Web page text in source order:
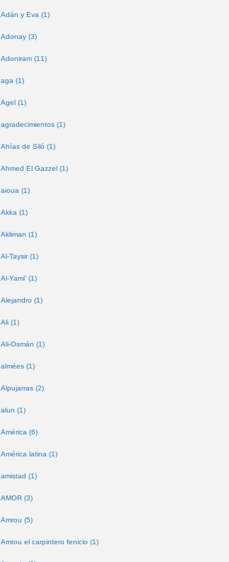
Adán y Eva (1)
Adonay (3)
Adoniram (11)
aga (1)
Agel (1)
agradecimientos (1)
Ahías de Siló (1)
Ahmed El Gazzel (1)
aioua (1)
Akka (1)
Akliman (1)
Al-Taysir (1)
Al-Yami' (1)
Alejandro (1)
Ali (1)
Ali-Osmán (1)
almées (1)
Alpujarras (2)
alun (1)
América (6)
América latina (1)
amistad (1)
AMOR (3)
Amrou (5)
Amrou el carpintero fenicio (1)